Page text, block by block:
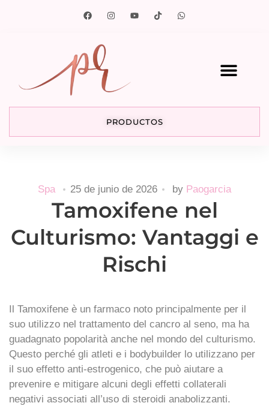
PRODUCTOS
Spa 25 de junio de 2026 by Paogarcia
Tamoxifene nel
Culturismo: Vantaggi e
Rischi
Il Tamoxifene è un farmaco noto principalmente per il
suo utilizzo nel trattamento del cancro al seno, ma ha
guadagnato popolarità anche nel mondo del culturismo.
Questo perché gli atleti e i bodybuilder lo utilizzano per
il suo effetto anti-estrogenico, che può aiutare a
prevenire e mitigare alcuni degli effetti collaterali
negativi associati all’uso di steroidi anabolizzanti.